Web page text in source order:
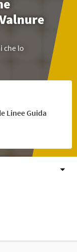
che lo
Linee Guida